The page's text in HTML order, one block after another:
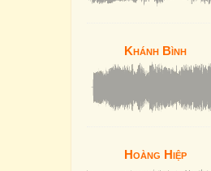
Khánh Bình
Hoàng Hiệp